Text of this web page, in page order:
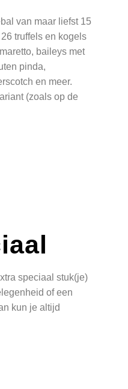
van maar liefst 15
truffels en kogels
baileys met
pinda,
en meer.
(zoals op de
speciaal stuk(je)
of een
kun je altijd